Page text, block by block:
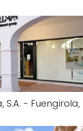
S.A. -